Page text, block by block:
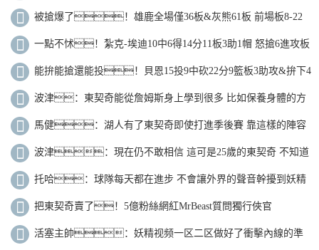
被搶爆了！雄鹿全場僅36板&灰熊61板 前場板8-22
輸14個
一點不怵！紮克-埃迪10中6得14分11板3助1帽 怒搶6進攻板
能拚能搶還能投！貝恩15投9中砍22分9籃板3助攻&拚下4
前場籃板
波津：東契奇能從詹姆斯身上學到很多 比如保養身體的方
式
馬健：湖人有了東契奇即使打進季後賽 靠這樣的陣容
也不會走遠
波津：現在仍不敢相信 這可是25歲的東契奇 不知道
幕後發生了什麽
托哈：球隊每天都在進步 不會讓外界的聲音幹擾到妖精
视频一区二区的表現
把東契奇賣了！5億粉絲網紅MrBeast質問獨行俠官
方：我需要答案
活塞主帥：妖精视频一区二区做好了衝擊內線的準